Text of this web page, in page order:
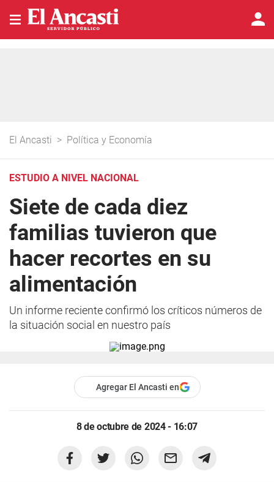
El Ancasti > Política y Economía
ESTUDIO A NIVEL NACIONAL
Siete de cada diez
familias tuvieron que
hacer recortes en su
alimentación
Un informe reciente confirmó los críticos números de
la situación social en nuestro país
Agregar El Ancasti en
8 de octubre de 2024 - 16:07